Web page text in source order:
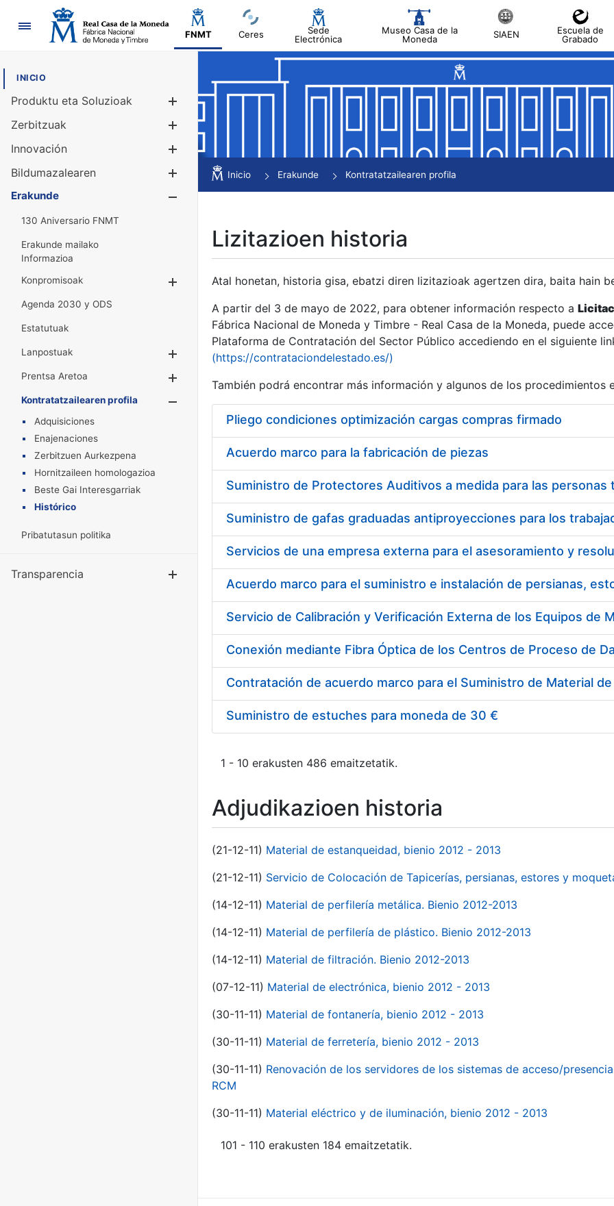
Nabigazioa
FNMT Ceres
Sede
Electrónica
Museo Casa de la
Moneda
SIAEN
Escuela de
Grabado
INICIO
Produktu eta Soluzioak
Erakutsi/Ezkutatu
Zerbitzuak
Innovación
Bildumazalearen
Erakutsi/Ezkutatu
Erakunde
130 Aniversario FNMT
Erakunde mailako
Informazioa
Konpromisoak
Erakutsi/Ezkutatu
Agenda 2030 y ODS
Estatutuak
Lanpostuak
Erakutsi/Ezkutatu
Prentsa Aretoa
Erakutsi/Ezkutatu
Kontratatzailearen profila
Erakutsi/Ezkutatu
Adquisiciones
Enajenaciones
Zerbitzuen Aurkezpena
Hornitzaileen homologazioa
Beste Gai Interesgarriak
Histórico
Pribatutasun politika
Transparencia Erakutsi/Ezkutatu
Inicio Erakunde Kontratatzailearen profila
Lizitazioen historia
Atal honetan, historia gisa, ebatzi diren lizitazioak agertzen dira, baita hain
A partir del 3 de mayo de 2022, para obtener información respecto a
Fábrica Nacional de Moneda y Timbre - Real Casa de la Moneda, puede
Plataforma de Contratación del Sector Público accediendo en el siguiente
(https://contrataciondelestado.es/)
También podrá encontrar más información y algunos de los procedimientos
Pliego condiciones optimización cargas compras firmado
Acuerdo marco para la fabricación de piezas
Acuerdo marco para el suministro e instalación de persianas,
Suministro de estuches para moneda de 30 €
1 - 10 erakusten 486 emaitzetatik.
Adjudikazioen historia
(21-12-11) Material de estanqueidad, bienio 2012 - 2013
(21-12-11) Servicio de Colocación de Tapicerías, persianas, estores y
(14-12-11) Material de perfilería metálica. Bienio 2012-2013
(14-12-11) Material de perfilería de plástico. Bienio 2012-2013
(14-12-11) Material de filtración. Bienio 2012-2013
(07-12-11) Material de electrónica, bienio 2012 - 2013
(30-11-11) Material de fontanería, bienio 2012 - 2013
(30-11-11) Material de ferretería, bienio 2012 - 2013
(30-11-11) Renovación de los servidores de los sistemas de acceso/
RCM
(30-11-11) Material eléctrico y de iluminación, bienio 2012 - 2013
101 - 110 erakusten 184 emaitzetatik.